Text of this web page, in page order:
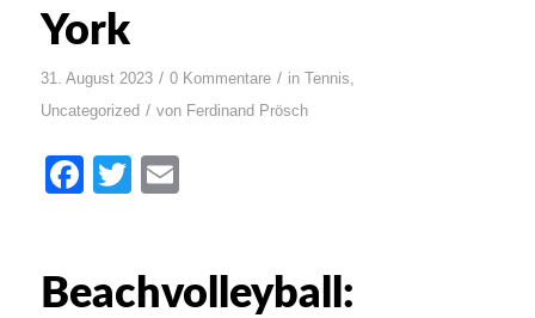
York
31. August 2023 / 0 Kommentare / in Tennis,
Uncategorized / von Ferdinand Prösch
Facebook
Twitter
Beachvolleyball: